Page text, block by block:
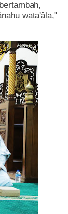
wata'âla,"